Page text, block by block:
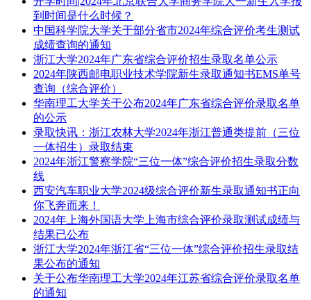
到时间是什么时候？
中国科学院大学关于部分省市2024年综合评价考生测试
成绩查询的通知
浙江大学2024年广东省综合评价招生录取名单公示
2024年陕西邮电职业技术学院新生录取通知书EMS单号
查询（综合评价）
华南理工大学关于公布2024年广东省综合评价录取名单
的公示
录取快讯：浙江农林大学2024年浙江普通类提前（三位
一体招生）录取结束
2024年浙江警察学院“三位一体”综合评价招生录取分数
线
西安汽车职业大学2024级综合评价新生录取通知书正向
你飞奔而来！
2024年上海外国语大学上海市综合评价录取测试成绩与
结果已公布
浙江大学2024年浙江省“三位一体”综合评价招生录取结
果公布的通知
关于公布华南理工大学2024年江苏省综合评价录取名单
的通知